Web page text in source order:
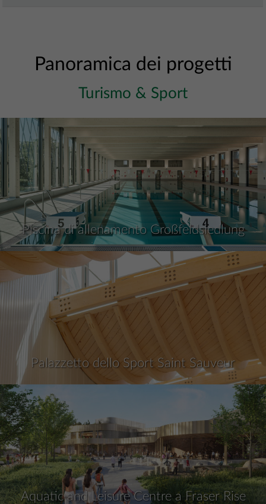
Panoramica dei progetti
Turismo & Sport
Piscina di allenamento Großfeldsiedlung
Palazzetto dello Sport Saint Sauveur
Aquatic and Leisure Centre a Fraser Rise